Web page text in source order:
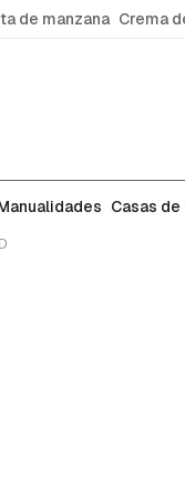
de manzana Crema
Casas